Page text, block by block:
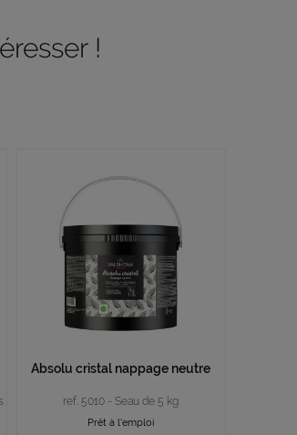
!
Absolu cristal nappage neutre
ref. 5010 - Seau de 5 kg
Prêt à l'emploi